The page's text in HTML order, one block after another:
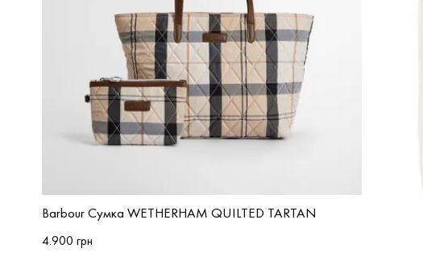
Barbour Сумка WETHERHAM QUILTED TARTAN
4.900 грн